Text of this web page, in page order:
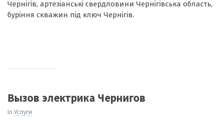
Чернігів, артезіанські свердловини Чернігівська область,
буріння скважин під ключ Чернігів.
Вызов электрика Чернигов
in Услуги